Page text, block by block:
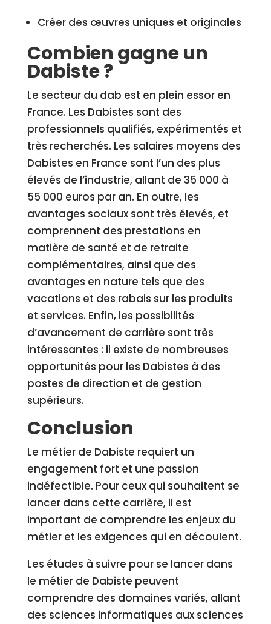
Créer des œuvres uniques et originales
Combien gagne un
Dabiste ?
Le secteur du dab est en plein essor en
France. Les Dabistes sont des
professionnels qualifiés, expérimentés et
très recherchés. Les salaires moyens des
Dabistes en France sont l’un des plus
élevés de l’industrie, allant de 35 000 à
55 000 euros par an. En outre, les
avantages sociaux sont très élevés, et
comprennent des prestations en
matière de santé et de retraite
complémentaires, ainsi que des
avantages en nature tels que des
vacations et des rabais sur les produits
et services. Enfin, les possibilités
d’avancement de carrière sont très
intéressantes : il existe de nombreuses
opportunités pour les Dabistes à des
postes de direction et de gestion
supérieurs.
Conclusion
Le métier de Dabiste requiert un
engagement fort et une passion
indéfectible. Pour ceux qui souhaitent se
lancer dans cette carrière, il est
important de comprendre les enjeux du
métier et les exigences qui en découlent.
Les études à suivre pour se lancer dans
le métier de Dabiste peuvent
comprendre des domaines variés, allant
des sciences informatiques aux sciences